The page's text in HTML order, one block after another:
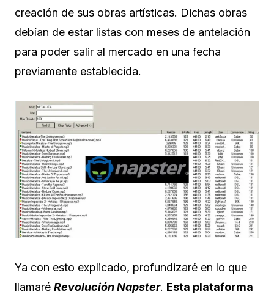
creación de sus obras artísticas. Dichas obras
debían de estar listas con meses de antelación
para poder salir al mercado en una fecha
previamente establecida.
Ya con esto explicado, profundizaré en lo que
llamaré Revolución Napster. Esta plataforma